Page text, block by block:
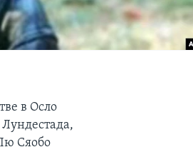
в Осло
Сяобо